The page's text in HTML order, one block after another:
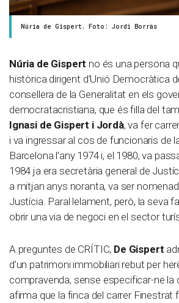
Núria de Gispert. Foto: Jordi Borràs
Núria de Gispert no és una persona
històrica dirigent d’Unió Democràtica
consellera de la Generalitat en els
democratacristiana, que és filla del
Ignasi de Gispert i Jordà, va fer
i va ingressar al cos de funcionaris de
Barcelona l’any 1974 i, el 1980, va
1984 ja era secretària general de
a mitjan anys noranta, va ser
Justícia. Paral·lelament, però, la seva
obrir una via de negoci en el sector
A preguntes de CRÍTIC, De Gispert
d’un patrimoni immobiliari rebut per
compravenda, sense especificar-ne la
afirma que la finca del carrer Finestrat